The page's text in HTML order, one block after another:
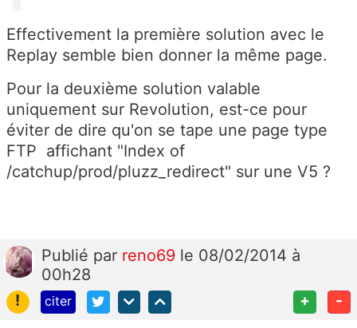
Effectivement la première solution avec le
Replay semble bien donner la même page.
Pour la deuxième solution valable
uniquement sur Revolution, est-ce pour
éviter de dire qu'on se tape une page type
FTP affichant "Index of
/catchup/prod/pluzz_redirect" sur une V5 ?
Publié par reno69 le 08/02/2014 à
00h28
!
citer + -